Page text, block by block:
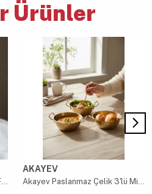
Ürünler
Akayev Mermer Beyaz 25 Cm Füme Boncuk Ayak Elysia 4'lü Reçellik İkramlık
AKAYEV
Akayev Paslanmaz Çelik 3'lü Mini Sosluk Seti 10-12-14 cm